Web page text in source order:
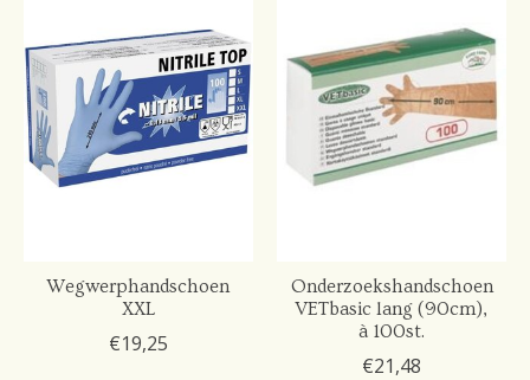
Wegwerphandschoen
XXL
€19,25
Onderzoekshandschoen
VETbasic lang (90cm),
à 100st.
€21,48